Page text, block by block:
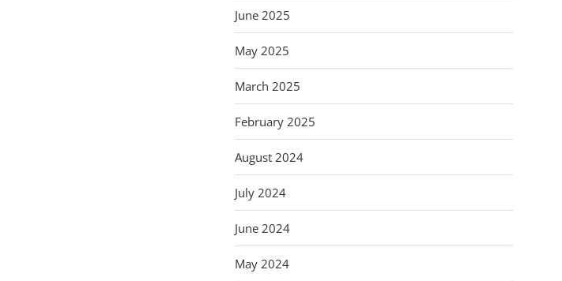
June 2025
May 2025
March 2025
February 2025
August 2024
July 2024
June 2024
May 2024